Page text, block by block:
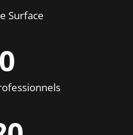
Surface